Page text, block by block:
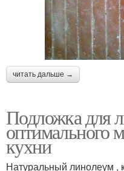
читать дальше →
Подложка для
оптимального
кухни
Натуральный линолеум ,